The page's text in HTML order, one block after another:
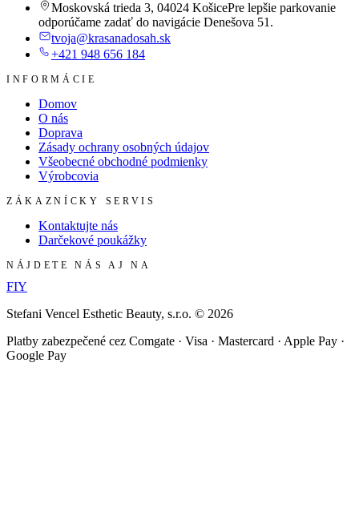
Moskovská trieda 3, 04024 KošicePre lepšie parkovanie
odporúčame zadať do navigácie Denešova 51.
tvoja@krasanadosah.sk
+421 948 656 184
INFORMÁCIE
Domov
O nás
Doprava
Zásady ochrany osobných údajov
Všeobecné obchodné podmienky
Výrobcovia
ZÁKAZNÍCKY SERVIS
Kontaktujte nás
Darčekové poukážky
NÁJDETE NÁS AJ NA
FIY
Stefani Vencel Esthetic Beauty, s.r.o. © 2026
Platby zabezpečené cez Comgate · Visa · Mastercard · Apple Pay ·
Google Pay